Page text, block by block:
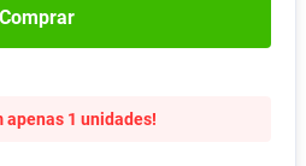
Comprar
apenas 1 unidades!